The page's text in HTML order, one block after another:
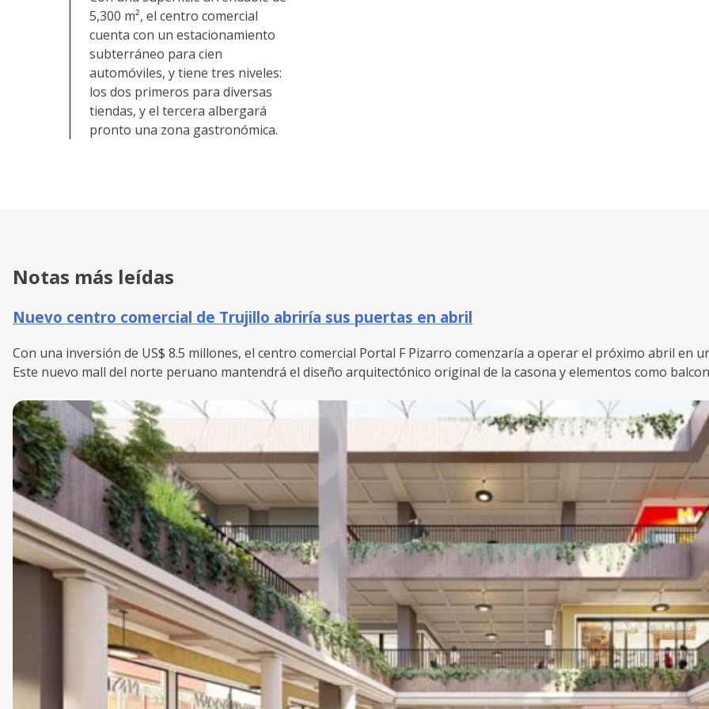
5,300 m², el centro comercial
cuenta con un estacionamiento
subterráneo para cien
automóviles, y tiene tres niveles:
los dos primeros para diversas
tiendas, y el tercera albergará
pronto una zona gastronómica.
Notas más leídas
Nuevo centro comercial de Trujillo abriría sus puertas en abril
Con una inversión de US$ 8.5 millones, el centro comercial Portal F Pizarro comenzaría a operar el próximo abril en
Este nuevo mall del norte peruano mantendrá el diseño arquitectónico original de la casona y elementos como